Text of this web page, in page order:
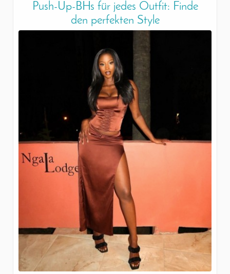
Push-Up-BHs für jedes Outfit: Finde
den perfekten Style